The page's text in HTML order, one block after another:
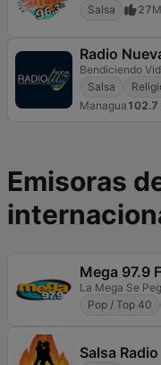
Salsa 27
Radio
Bendiciendo
Salsa
Managua 102.7
Emisoras
Mega 97.9
La Mega Se
Pop / Top 40
Salsa Radio